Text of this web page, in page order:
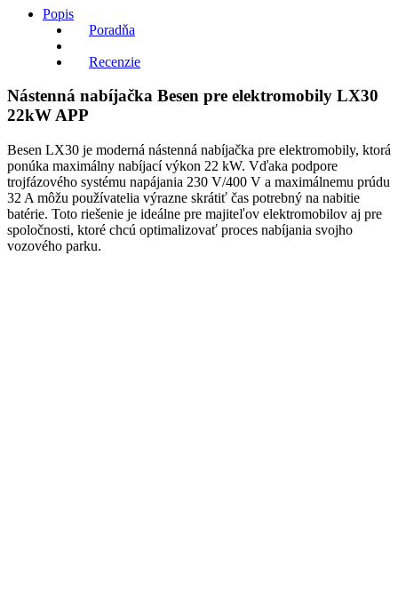
Popis
Poradňa
Recenzie
Nástenná nabíjačka Besen pre elektromobily LX30
22kW APP
Besen LX30 je moderná nástenná nabíjačka pre elektromobily, ktorá
ponúka maximálny nabíjací výkon 22 kW. Vďaka podpore
trojfázového systému napájania 230 V/400 V a maximálnemu prúdu
32 A môžu používatelia výrazne skrátiť čas potrebný na nabitie
batérie. Toto riešenie je ideálne pre majiteľov elektromobilov aj pre
spoločnosti, ktoré chcú optimalizovať proces nabíjania svojho
vozového parku.